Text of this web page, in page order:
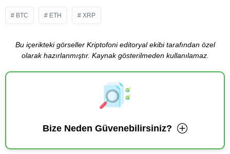
BTC ETH XRP
Bu içerikteki görseller Kriptofoni editoryal ekibi tarafından özel
olarak hazırlanmıştır. Kaynak gösterilmeden kullanılamaz.
Bize Neden Güvenebilirsiniz?